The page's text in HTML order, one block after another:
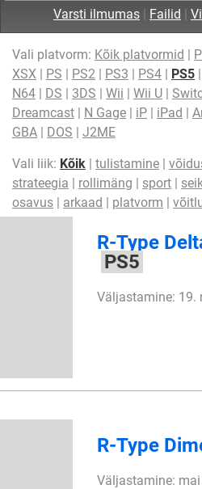
Varsti ilmumas | Failid |
Vali platvorm: Kõik platvormid |
XSX | PS | PS2 | PS3 | PS4 | PS5 |
N64 | DS | 3DS | Wii | Wii U |
Dreamcast | N Gage | iP | iPad |
GBA | DOS | J2ME
Vali liik: Kõik | tulistamine |
strateegia | rollimäng | sport |
osavus | arkaad | platvorm |
R-Type
PS5
Väljastamine: 19.
R-Type
Väljastamine: